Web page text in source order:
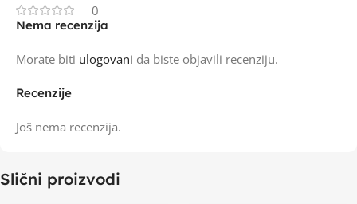
0
Recenzije
Još nema recenzija.
Nema recenzija
Morate biti ulogovani da biste objavili recenziju.
Slični proizvodi